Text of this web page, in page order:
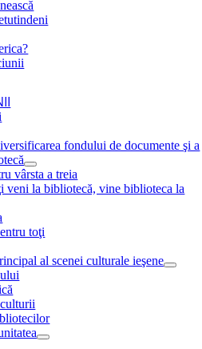
fondului de documente şi a
vârsta a treia
veni la bibliotecă, vine biblioteca la
toţi
al scenei culturale ieşene